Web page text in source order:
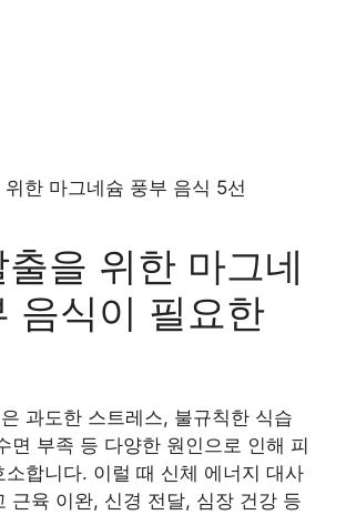
을 위한 마그네
음식이 필요한
과도한 스트레스, 불규칙한 식습
면 부족 등 다양한 원인으로 인해 피
소합니다. 이럴 때 신체 에너지 대사
근육 이완, 신경 전달, 심장 건강 등